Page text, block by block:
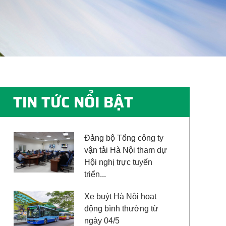
TIN TỨC NỔI BẬT
Đảng bộ Tổng công ty
vận tải Hà Nội tham dự
Hội nghị trực tuyến
triển...
Xe buýt Hà Nội hoạt
động bình thường từ
ngày 04/5